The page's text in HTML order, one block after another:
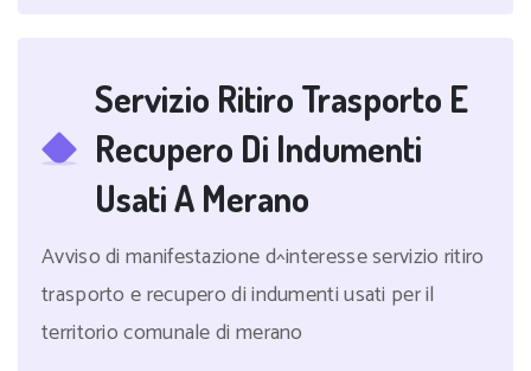
Servizio Ritiro Trasporto E
Recupero Di Indumenti
Usati A Merano
Avviso di manifestazione d^interesse servizio ritiro
trasporto e recupero di indumenti usati per il
territorio comunale di merano